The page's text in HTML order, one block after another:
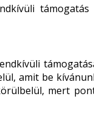
amit be
mert